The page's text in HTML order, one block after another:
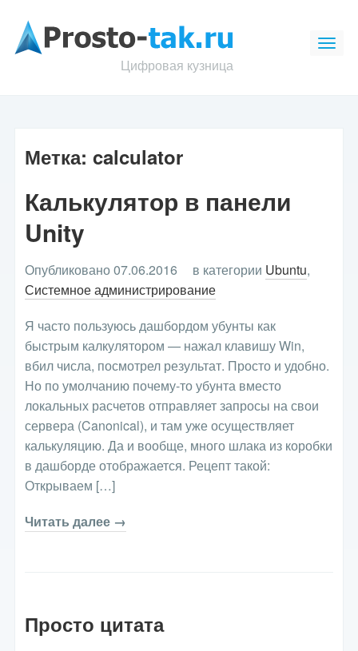
Цифровая кузница
Метка:calculator
Калькулятор в панели
Unity
Опубликовано 07.06.2016 в категории Ubuntu,
Системное администрирование
Я часто пользуюсь дашбордом убунты как
быстрым калкулятором — нажал клавишу Win,
вбил числа, посмотрел результат. Просто и удобно.
Но по умолчанию почему-то убунта вместо
локальных расчетов отправляет запросы на свои
сервера (Canonical), и там уже осуществляет
калькуляцию. Да и вообще, много шлака из коробки
в дашборде отображается. Рецепт такой:
Открываем […]
Читать далее →
Просто цитата